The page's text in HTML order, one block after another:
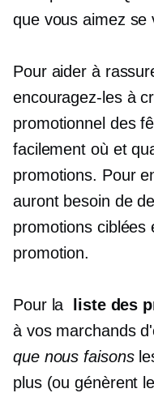
que vous aimez se
Pour aider à
encouragez-les à
promotionnel des
facilement où et
promotions. Pour
auront besoin de
promotions ciblées
promotion.
Pour la liste des
à vos marchands
que nous faisons
plus (ou génèrent